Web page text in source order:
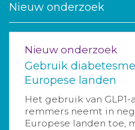
Nieuw onderzoek
Nieuw onderzoek
Gebruik
Europese landen
Het gebruik van GLP1-
remmers neemt in
Europese landen toe,